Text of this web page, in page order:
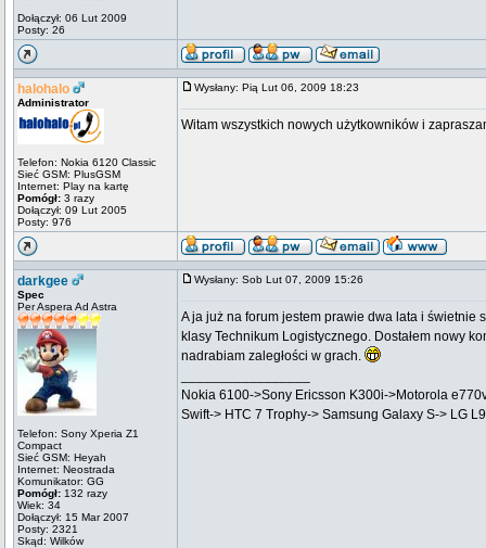
Dołączył: 06 Lut 2009
Posty: 26
halohalo
Administrator
Telefon: Nokia 6120 Classic
Sieć GSM: PlusGSM
Internet: Play na kartę
Pomógł: 3 razy
Dołączył: 09 Lut 2005
Posty: 976
Wysłany: Pią Lut 06, 2009 18:23
Witam wszystkich nowych użytkowników i
darkgee
Spec
Per Aspera Ad Astra
Telefon: Sony Xperia Z1
Compact
Sieć GSM: Heyah
Internet: Neostrada
Komunikator: GG
Pomógł: 132 razy
Wiek: 34
Dołączył: 15 Mar 2007
Posty: 2321
Skąd: Wilków
Wysłany: Sob Lut 07, 2009 15:26
A ja już na forum jestem prawie dwa lata i świetnie
klasy Technikum Logistycznego. Dostałem nowy
nadrabiam zaległości w grach.
Nokia 6100->Sony Ericsson K300i->Motorola
Swift-> HTC 7 Trophy-> Samsung Galaxy S-> LG